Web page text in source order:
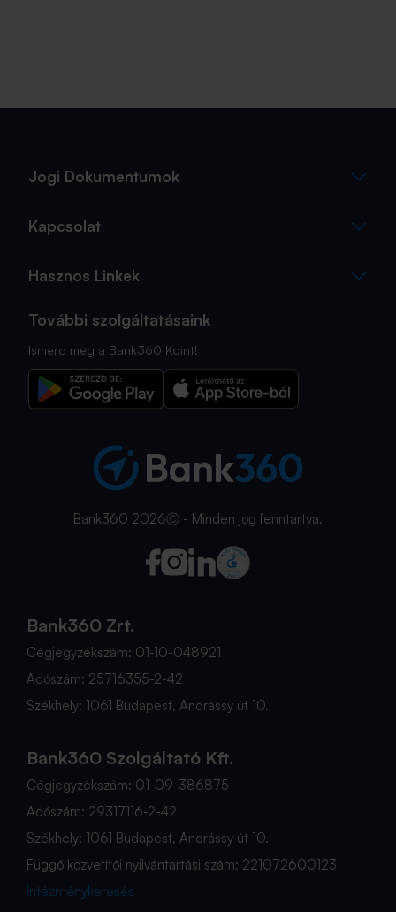
Jogi Dokumentumok
Kapcsolat
Hasznos Linkek
További szolgáltatásaink
Ismerd meg a Bank360 Koint!
Bank360 2026Ⓒ - Minden jog fenntartva.
Bank360 Zrt.
Cégjegyzékszám: 01-10-048921
Adószám: 25716355-2-42
Székhely: 1061 Budapest, Andrássy út 10.
Bank360 Szolgáltató Kft.
Cégjegyzékszám: 01-09-386875
Adószám: 29317116-2-42
Székhely: 1061 Budapest, Andrássy út 10.
Függő közvetítői nyilvántartási szám: 221072600123
Intézménykeresés